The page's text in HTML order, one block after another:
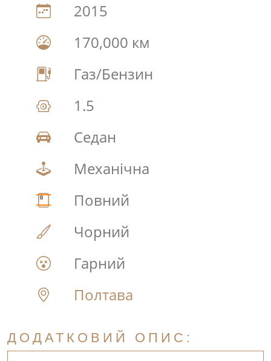
2015
170,000 км
Газ/Бензин
1.5
Седан
Механічна
Повний
Чорний
Гарний
Полтава
ДОДАТКОВИЙ ОПИС: